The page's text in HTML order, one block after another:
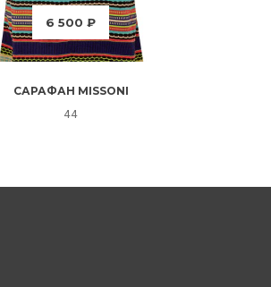
6 500 ₽
САРАФАН MISSONI
44